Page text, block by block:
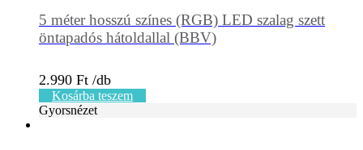
5 méter hosszú színes (RGB) LED szalag szett
öntapadós hátoldallal (BBV)
2.990 Ft
Kosárba teszem
Gyorsnézet